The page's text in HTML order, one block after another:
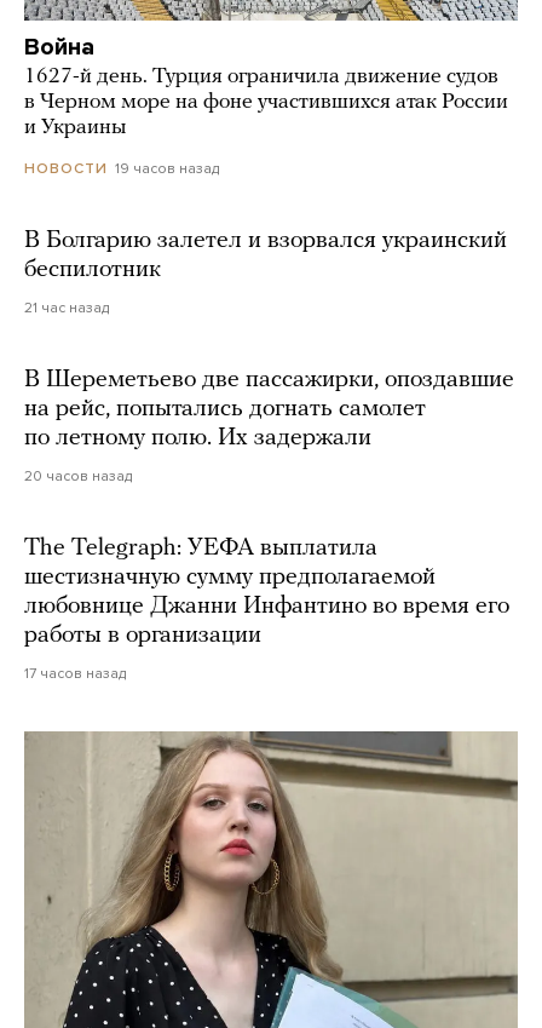
Война
1627-й день. Турция ограничила движение судов
в Черном море на фоне участившихся атак России
и Украины
НОВОСТИ 19 часов назад
В Болгарию залетел и взорвался украинский
беспилотник
21 час назад
В Шереметьево две пассажирки, опоздавшие
на рейс, попытались догнать самолет
по летному полю. Их задержали
20 часов назад
The Telegraph: УЕФА выплатила
шестизначную сумму предполагаемой
любовнице Джанни Инфантино во время его
работы в организации
17 часов назад